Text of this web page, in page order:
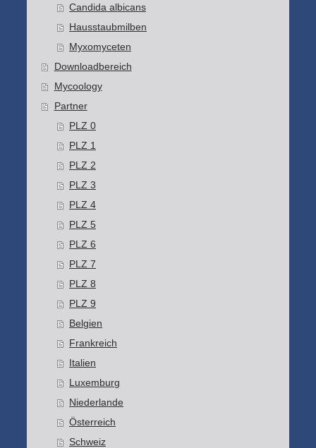
Candida albicans
Hausstaubmilben
Myxomyceten
Downloadbereich
Mycoology
Partner
PLZ 0
PLZ 1
PLZ 2
PLZ 3
PLZ 4
PLZ 5
PLZ 6
PLZ 7
PLZ 8
PLZ 9
Belgien
Frankreich
Italien
Luxemburg
Niederlande
Österreich
Schweiz